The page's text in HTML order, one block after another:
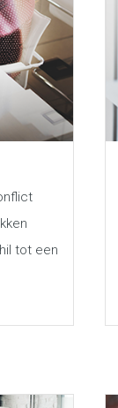
tot een